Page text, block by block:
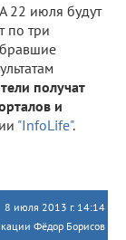
22 июля будут
по три
получат
и
"InfoLife".
8 июля 2013 г. 14:14
Фёдор Борисов